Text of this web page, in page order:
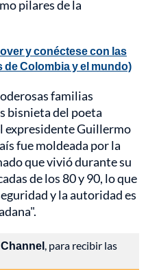
pilares de la
y conéctese con las
Colombia y el mundo)
familias
bisnieta del poeta
expresidente Guillermo
fue moldeada por la
que vivió durante su
de los 80 y 90, lo que
y la autoridad es
, para recibir las